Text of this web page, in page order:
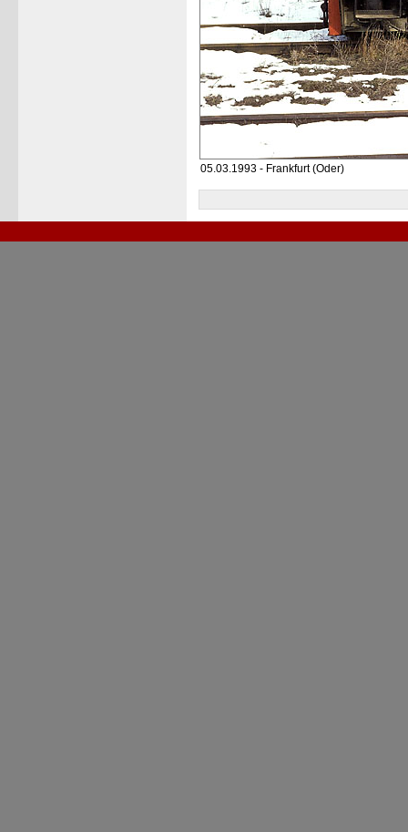
05.03.1993 - Frankfurt (Oder)